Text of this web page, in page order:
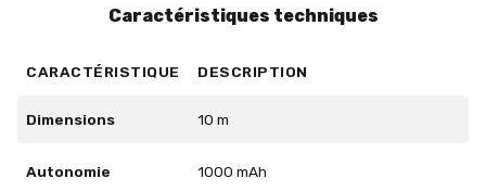
Caractéristiques techniques
CARACTÉRISTIQUE DESCRIPTION
Dimensions 10 m
Autonomie 1000 mAh